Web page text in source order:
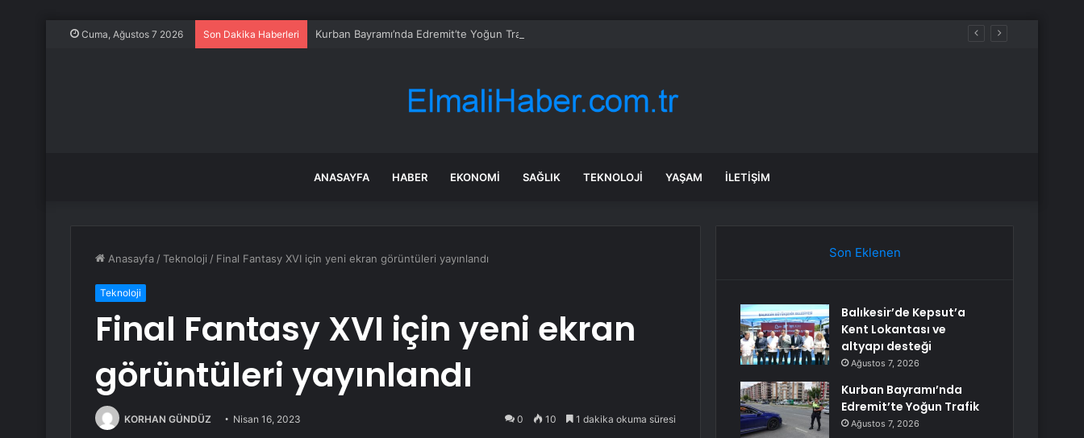
Cuma, Ağustos 7 2026 Son Dakika Haberleri Kurban Bayramı’nda Edremit’te Yoğun Trafik
ANASAYFA HABER EKONOMI SAĞLIK TEKNOLOJI YAŞAM İLETIŞIM
Anasayfa /Teknoloji / Final Fantasy XVI için yeni ekran görüntüleri yayınlandı
Teknoloji
Final Fantasy XVI için yeni ekran
görüntüleri yayınlandı
KORHAN GÜNDÜZ Nisan 16, 2023 0 10 1 dakika okuma süresi
Son Eklenen
Balıkesir’de Kepsut’a
Kent Lokantası ve
altyapı desteği
Ağustos 7, 2026
Kurban Bayramı’nda
Edremit’te Yoğun Trafik
Ağustos 7, 2026